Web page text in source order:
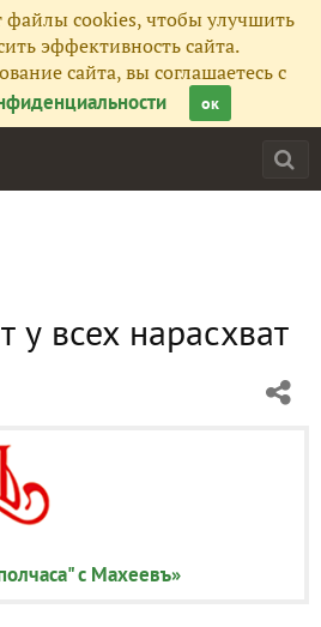
файлы cookies, чтобы улучшить
эффективность сайта.
сайта, вы соглашаетесь с
ок
у всех нарасхват
с Махеевъ»